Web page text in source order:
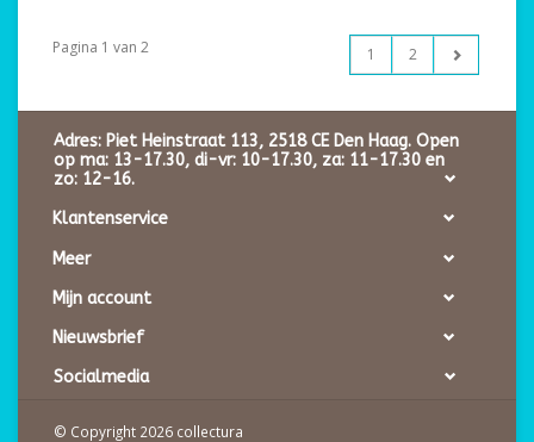
Pagina 1 van 2 1 2
Adres: Piet Heinstraat 113, 2518 CE Den Haag. Open
op ma: 13-17.30, di-vr: 10-17.30, za: 11-17.30 en
zo: 12-16.
Klantenservice
Meer
Mijn account
Nieuwsbrief
Socialmedia
© Copyright 2026 collectura